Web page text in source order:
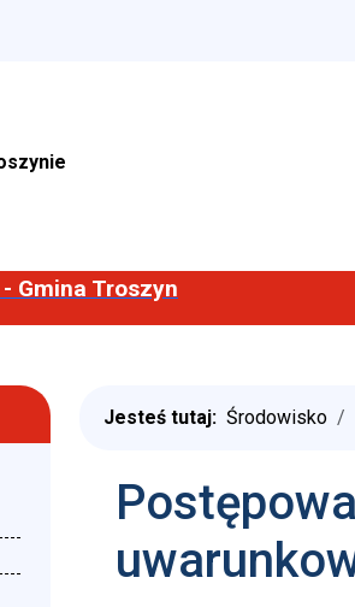
Gmina Troszyn
Jesteś tutaj: Środowisko